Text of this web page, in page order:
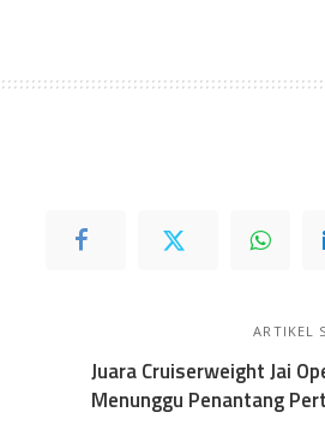
ARTIKEL
Juara Cruiserweight Jai
Menunggu Penantang